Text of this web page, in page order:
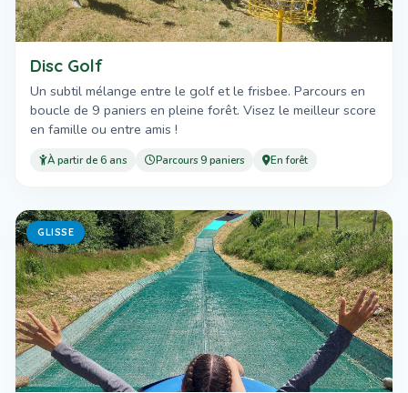
Disc Golf
Un subtil mélange entre le golf et le frisbee. Parcours en
boucle de 9 paniers en pleine forêt. Visez le meilleur score
en famille ou entre amis !
À partir de 6 ans Parcours 9 paniers En forêt
GLISSE